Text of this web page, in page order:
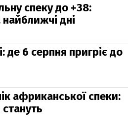
спеку до +38:
дні
де 6 серпня пригріє до
африканської спеки: